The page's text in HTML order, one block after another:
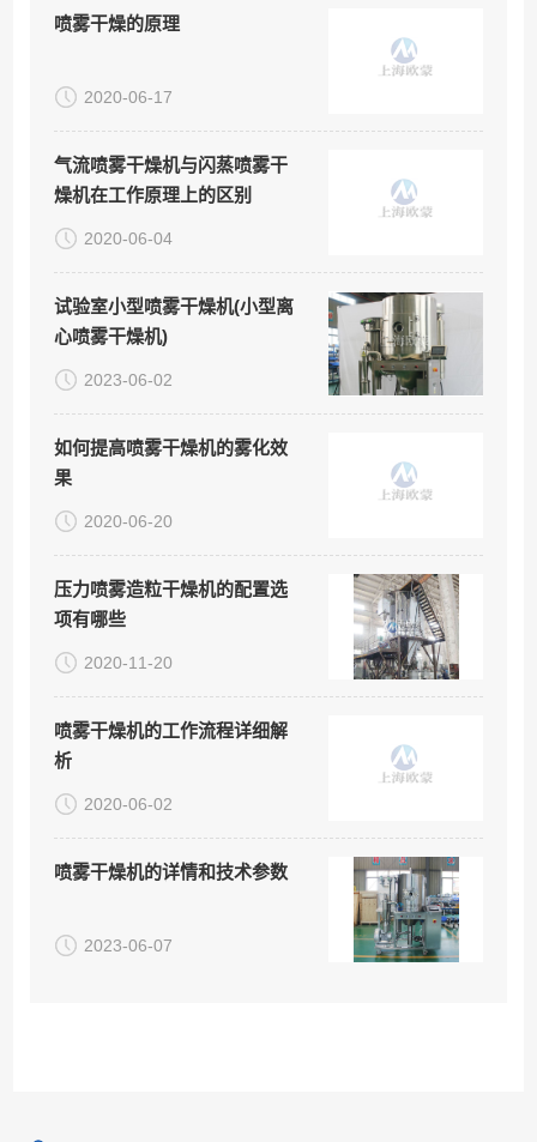
喷雾干燥的原理
2020-06-17
气流喷雾干燥机与闪蒸喷雾干
燥机在工作原理上的区别
2020-06-04
试验室小型喷雾干燥机(小型离
心喷雾干燥机)
2023-06-02
如何提高喷雾干燥机的雾化效
果
2020-06-20
压力喷雾造粒干燥机的配置选
项有哪些
2020-11-20
喷雾干燥机的工作流程详细解
析
2020-06-02
喷雾干燥机的详情和技术参数
2023-06-07